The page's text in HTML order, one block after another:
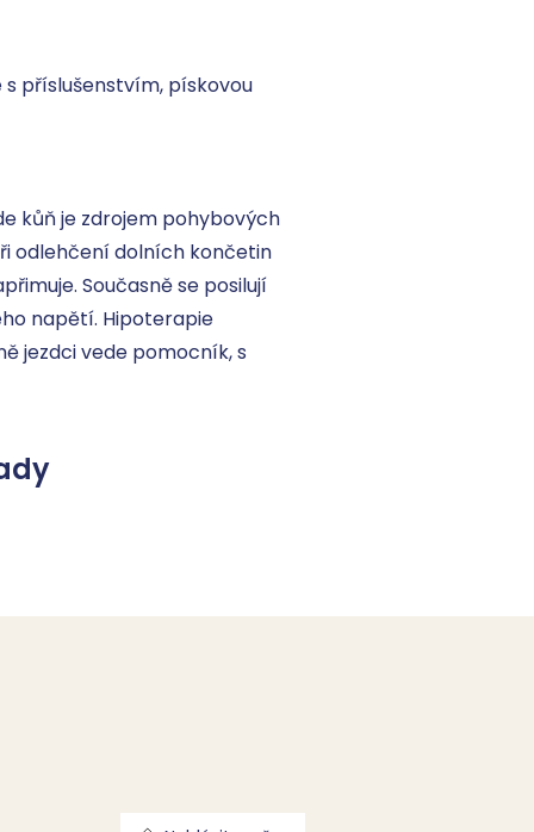
příslušenstvím, pískovou
kůň je zdrojem pohybových
odlehčení dolních končetin
Současně se posilují
napětí. Hipoterapie
jezdci vede pomocník, s